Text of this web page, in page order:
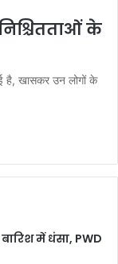
के
है, खासकर उन लोगों के
में धंसा, PWD